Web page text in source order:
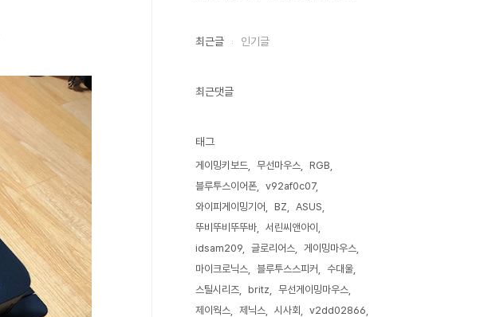
최근글 인기글
최근댓글
태그
게이밍키보드 무선마우스
RGB
블루투스이어폰
v92af0c07
와이피게이밍기어
BZ
ASUS
뚜비뚜비뚜뚜바
서린씨앤아이
idsam209
글로리어스
게이밍마우스
마이크로닉스
블루투스스피커
수대울
스틸시리즈
britz
무선게이밍마우스
제이웍스
제닉스 시사회
v2dd02866